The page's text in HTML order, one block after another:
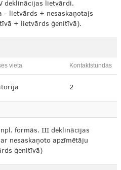
deklinācijas lietvārdi.
- lietvārds + nesaskaņotajs
+ lietvārds ģenitīvā).
vieta Kontaktstundas
2
formās. III deklinācijas
nesaskaņoto apzīmētāju
ģenitīvā)